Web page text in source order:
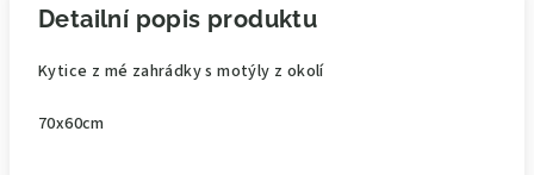
Detailní popis produktu
Kytice z mé zahrádky s motýly z okolí
70x60cm